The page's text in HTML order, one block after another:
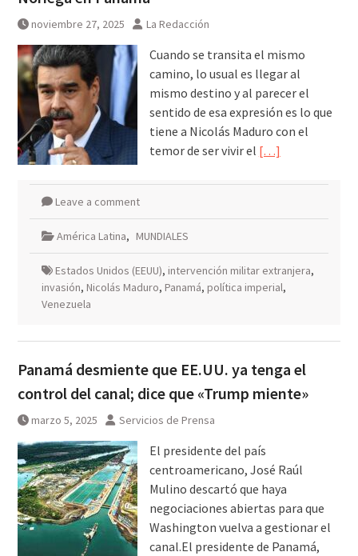
noviembre 27, 2025 La Redacción
Cuando se transita el mismo
camino, lo usual es llegar al
mismo destino y al parecer el
sentido de esa expresión es lo que
tiene a Nicolás Maduro con el
temor de ser vivir el […]
Leave a comment
América Latina, MUNDIALES
Estados Unidos (EEUU), intervención militar extranjera,
invasión, Nicolás Maduro, Panamá, política imperial,
Venezuela
Panamá desmiente que EE.UU. ya tenga el
control del canal; dice que «Trump miente»
marzo 5, 2025 Servicios de Prensa
El presidente del país
centroamericano, José Raúl
Mulino descartó que haya
negociaciones abiertas para que
Washington vuelva a gestionar el
canal.El presidente de Panamá,